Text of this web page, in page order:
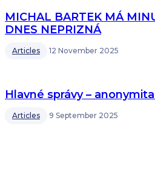
MICHAL BARTEK MÁ
DNES NEPRIZNÁ
Articles 12 November 2025
Hlavné správy –
Articles 9 September 2025